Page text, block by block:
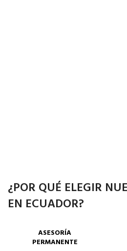
¿POR QUÉ ELEGIR
EN ECUADOR?
ASESORÍA
PERMANENTE